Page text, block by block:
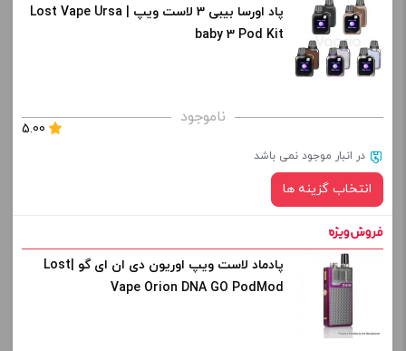
رنگ:
برای فعال شدن سبد خرید و نمایش قیمت ، گزینه های محصول را
+
پاد اورسا بیبی 3 لاست ویپ | Lost Vape Ursa
baby 3 Pod Kit
ناموجود
5.00
در انبار موجود نمی باشد
انتخاب گزینه ها
رنگ:
پادماد لاست ویپ اوریون دی ان ای گو |Lost
Vape Orion DNA GO PodMod